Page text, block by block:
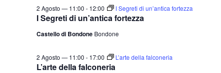
n
I Segreti di un’antica fortezza
2 Agosto — 11:00 - 12:00 I Segreti di un’antica fortezza
Castello di Bondone Bondone
L’arte della falconeria
2 Agosto — 11:00 - 17:00 L’arte della falconeria